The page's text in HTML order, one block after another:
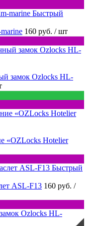
Быстрый
160 руб. / шт
замок Ozlocks HL-
«OZLocks Hotelier
Быстрый
ASL-F13 160 руб. /